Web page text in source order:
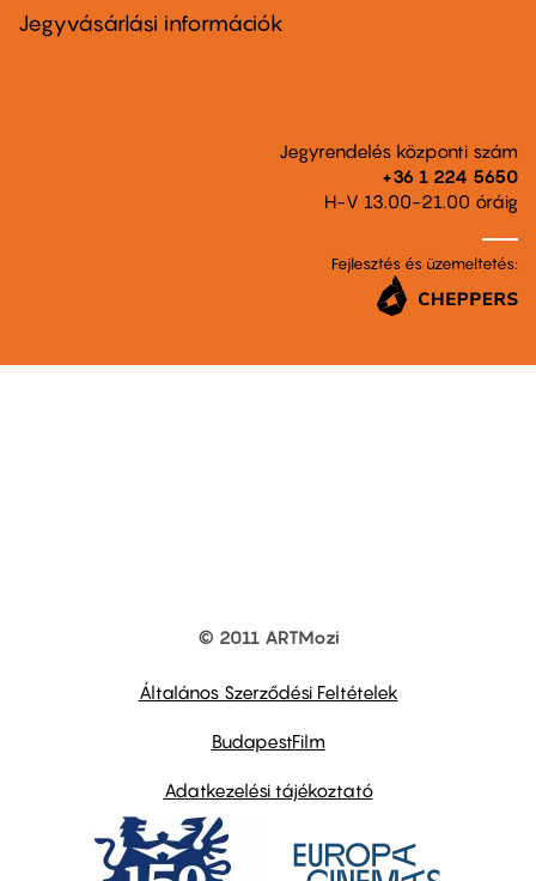
second
Jegyvásárlási információk
Jegyrendelés központi szám
+36 1 224 5650
H-V 13.00-21.00 óráig
Fejlesztés és üzemeltetés:
© 2011 ARTMozi
Általános Szerződési Feltételek
BudapestFilm
Adatkezelési tájékoztató